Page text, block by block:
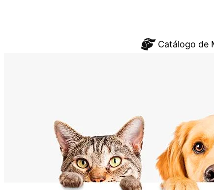
Catálogo de